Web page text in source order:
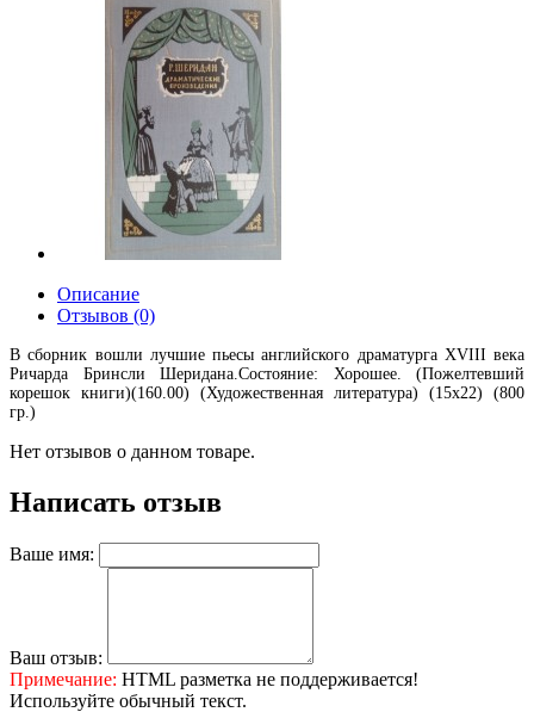
Описание
Отзывов (0)
В сборник вошли лучшие пьесы английского драматурга XVIII века
Ричарда Бринсли Шеридана.Состояние: Хорошее. (Пожелтевший
корешок книги)(160.00) (Художественная литература) (15х22) (800
гр.)
Нет отзывов о данном товаре.
Написать отзыв
Ваше имя:
Ваш отзыв:
Примечание: HTML разметка не поддерживается!
Используйте обычный текст.